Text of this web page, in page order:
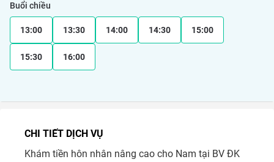
Buổi chiều
13:00 13:30 14:00 14:30 15:00
15:30 16:00
CHI TIẾT DỊCH VỤ
Khám tiền hôn nhân nâng cao cho Nam tại BV ĐK